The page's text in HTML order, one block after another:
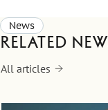
News
Related
All articles